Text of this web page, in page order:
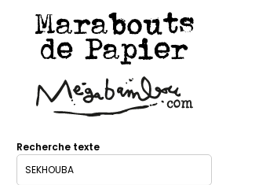
Marabouts
de Papier
Recherche texte